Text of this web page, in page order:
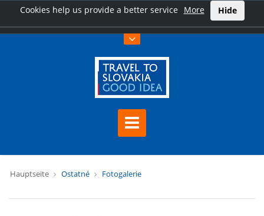
Cookies help us provide a better service More Hide
Hauptseite Ostatné Fotogalerie